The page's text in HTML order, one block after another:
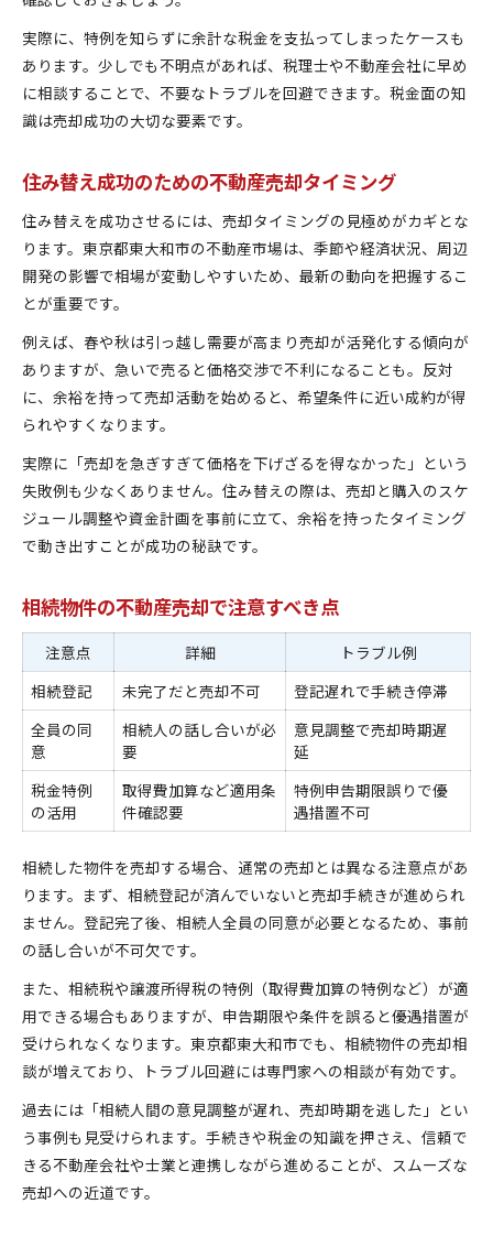
実際に、特例を知らずに余計な税金を支払ってしまったケースも
あります。少しでも不明点があれば、税理士や不動産会社に早め
に相談することで、不要なトラブルを回避できます。税金面の知
識は売却成功の大切な要素です。
住み替え成功のための不動産売却タイミング
住み替えを成功させるには、売却タイミングの見極めがカギとな
ります。東京都東大和市の不動産市場は、季節や経済状況、周辺
開発の影響で相場が変動しやすいため、最新の動向を把握するこ
とが重要です。
例えば、春や秋は引っ越し需要が高まり売却が活発化する傾向が
ありますが、急いで売ると価格交渉で不利になることも。反対
に、余裕を持って売却活動を始めると、希望条件に近い成約が得
られやすくなります。
実際に「売却を急ぎすぎて価格を下げざるを得なかった」という
失敗例も少なくありません。住み替えの際は、売却と購入のスケ
ジュール調整や資金計画を事前に立て、余裕を持ったタイミング
で動き出すことが成功の秘訣です。
相続物件の不動産売却で注意すべき点
注意点 詳細
トラブル例
相続登記
未完了だと売却不可
登記遅れで手続き停滞
全員の同
意
相続人の話し合いが必
要
意見調整で売却時期遅
延
税金特例
の活用
取得費加算など適用条
件確認要
特例申告期限誤りで優
遇措置不可
相続した物件を売却する場合、通常の売却とは異なる注意点があ
ります。まず、相続登記が済んでいないと売却手続きが進められ
ません。登記完了後、相続人全員の同意が必要となるため、事前
の話し合いが不可欠です。
また、相続税や譲渡所得税の特例（取得費加算の特例など）が適
用できる場合もありますが、申告期限や条件を誤ると優遇措置が
受けられなくなります。東京都東大和市でも、相続物件の売却相
談が増えており、トラブル回避には専門家への相談が有効です。
過去には「相続人間の意見調整が遅れ、売却時期を逃した」とい
う事例も見受けられます。手続きや税金の知識を押さえ、信頼で
きる不動産会社や士業と連携しながら進めることが、スムーズな
売却への近道です。